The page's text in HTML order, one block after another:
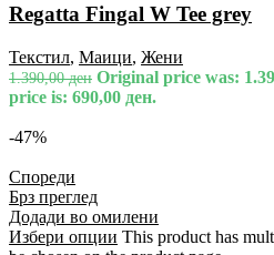
Regatta Fingal W Tee grey
Текстил, Маици, Жени
1.390,00ден Original price was:
price is: 690,00 ден.
-47%
Спореди
Брз преглед
Додади во омилени
Избери опции This product has